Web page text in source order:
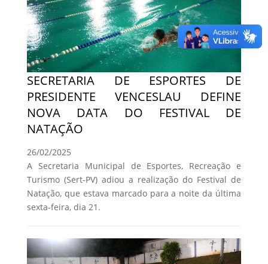
SECRETARIA DE ESPORTES DE
PRESIDENTE VENCESLAU DEFINE
NOVA DATA DO FESTIVAL DE
NATAÇÃO
26/02/2025
A Secretaria Municipal de Esportes, Recreação e
Turismo (Sert-PV) adiou a realização do Festival de
Natação, que estava marcado para a noite da última
sexta-feira, dia 21.